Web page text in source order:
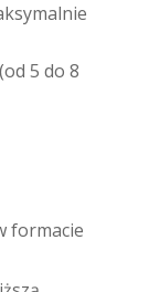
5 do 8
formacie